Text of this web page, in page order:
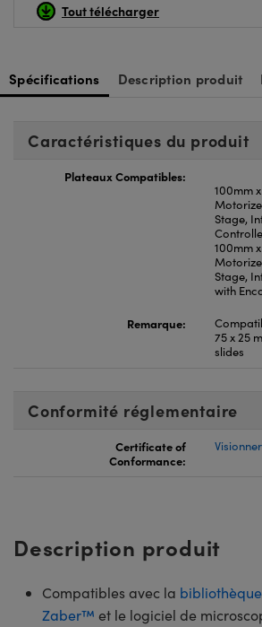
Tout télécharger
Spécifications Description produit
Caractéristiques du produit
Plateaux Compatibles:
100mm
Stage,
100mm
Stage,
with
Remarque:
75 x 25
slides
Conformité réglementaire
Certificate of
Conformance:
Visionner
Description produit
Compatibles avec la
Zaber™ et le logiciel de